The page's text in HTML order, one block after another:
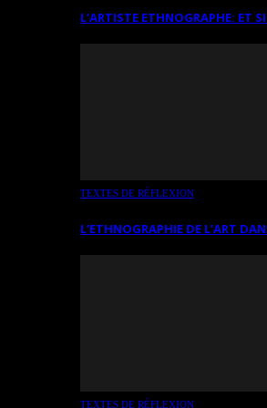
L’ARTISTE ETHNOGRAPHE: ET
TEXTES DE RÉFLEXION
L’ETHNOGRAPHIE DE L’ART
TEXTES DE RÉFLEXION